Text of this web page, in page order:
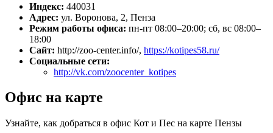
Индекс: 440031
Адрес: ул. Воронова, 2, Пенза
Режим работы офиса: пн-пт 08:00–20:00; сб, вс 08:00–
18:00
Сайт: http://zoo-center.info/, https://kotipes58.ru/
Социальные сети:
http://vk.com/zoocenter_kotipes
Офис на карте
Узнайте, как добраться в офис Кот и Пес на карте Пензы